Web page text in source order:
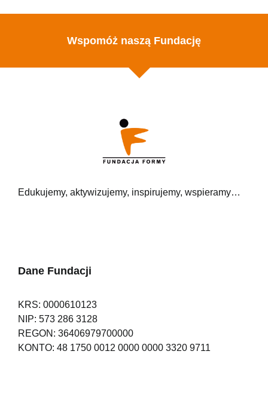
Wspomóż naszą Fundację
Edukujemy, aktywizujemy, inspirujemy, wspieramy…
Dane Fundacji
KRS: 0000610123
NIP: 573 286 3128
REGON: 36406979700000
KONTO: 48 1750 0012 0000 0000 3320 9711